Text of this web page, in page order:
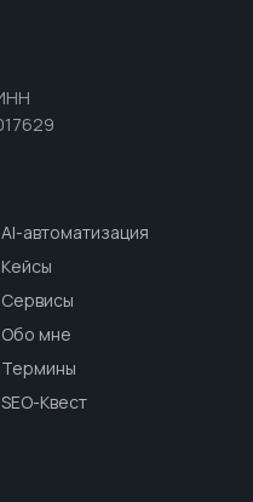
AI-автоматизация
Кейсы
Сервисы
Обо мне
Термины
SEO-Квест